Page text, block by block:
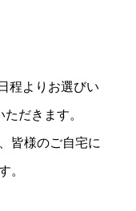
程よりお選びい
だきます。
皆様のご自宅に
。